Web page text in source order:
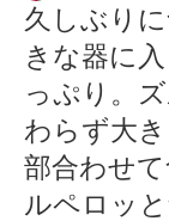
久しぶり
きな器に
っぷり。
わらず大
部合わせ
ルペロッ